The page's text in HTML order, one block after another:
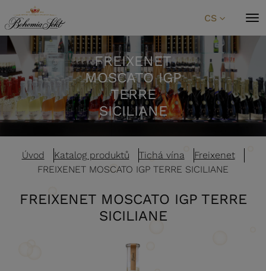
Přeskočit na obsah
CS
FREIXENET
MOSCATO IGP
TERRE
SICILIANE
Úvod Katalog produktů Tichá vína
Freixenet
FREIXENET MOSCATO IGP TERRE SICILIANE
FREIXENET MOSCATO IGP TERRE
SICILIANE